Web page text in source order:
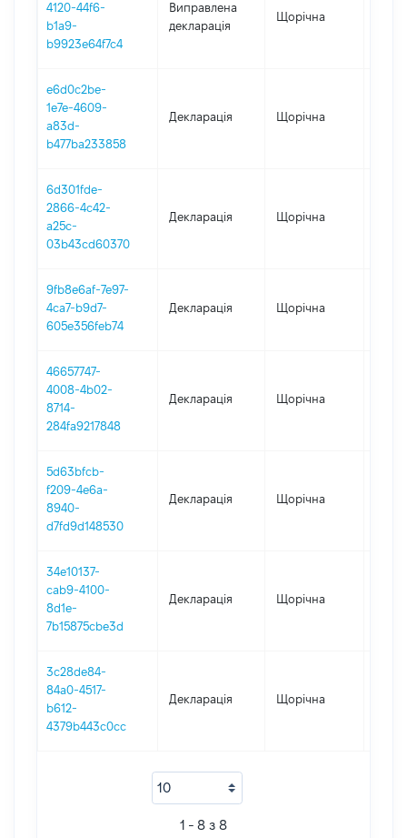
4120-44f6-
b1a9-
b9923e64f7c4
Виправлена
декларація
Щорічна
e6d0c2be-
1e7e-4609-
a83d-
b477ba233858
Декларація Щорічна
6d301fde-
2866-4c42-
a25c-
03b43cd60370
Декларація Щорічна
9fb8e6af-7e97-
4ca7-b9d7-
605e356feb74
Декларація Щорічна
46657747-
4008-4b02-
8714-
284fa9217848
Декларація Щорічна
5d63bfcb-
f209-4e6a-
8940-
d7fd9d148530
Декларація Щорічна
34e10137-
cab9-4100-
8d1e-
7b15875cbe3d
Декларація Щорічна
3c28de84-
84a0-4517-
b612-
4379b443c0cc
Декларація Щорічна
1 - 8 з 8